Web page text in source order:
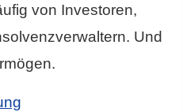
von Investoren,
Und